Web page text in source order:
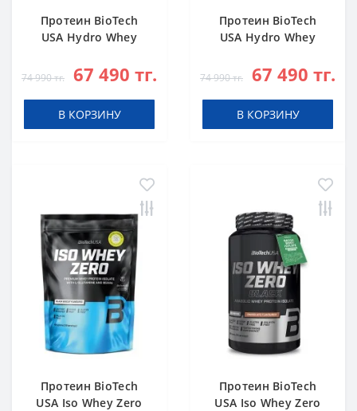
Протеин BioTech
USA Hydro Whey
g
74 990 тг. 67 490 тг.
В КОРЗИНУ
Протеин BioTech
USA Hydro Whey
74 990 тг. 67 490 тг.
В КОРЗИНУ
Протеин BioTech
USA Iso Whey Zero
Протеин BioTech
USA Iso Whey Zero